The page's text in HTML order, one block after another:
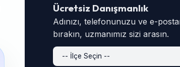
Ücretsiz Danışmanlık
Adınızı, telefonunuzu ve e-
bırakın, uzmanımız sizi arasın.